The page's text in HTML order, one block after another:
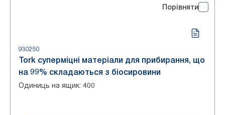
Порівняти
930250
Tork суперміцні матеріали для прибирання, що
на 99% складаються з біосировини
Одиниць на ящик: 400